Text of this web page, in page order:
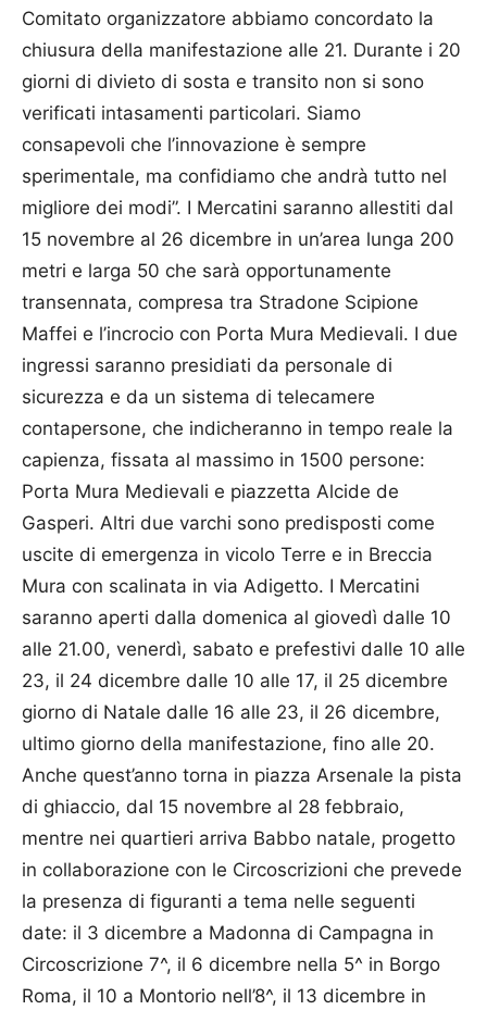
Comitato organizzatore abbiamo concordato la
chiusura della manifestazione alle 21. Durante i 20
giorni di divieto di sosta e transito non si sono
verificati intasamenti particolari. Siamo
consapevoli che l’innovazione è sempre
sperimentale, ma confidiamo che andrà tutto nel
migliore dei modi”. I Mercatini saranno allestiti dal
15 novembre al 26 dicembre in un’area lunga 200
metri e larga 50 che sarà opportunamente
transennata, compresa tra Stradone Scipione
Maffei e l’incrocio con Porta Mura Medievali. I due
ingressi saranno presidiati da personale di
sicurezza e da un sistema di telecamere
contapersone, che indicheranno in tempo reale la
capienza, fissata al massimo in 1500 persone:
Porta Mura Medievali e piazzetta Alcide de
Gasperi. Altri due varchi sono predisposti come
uscite di emergenza in vicolo Terre e in Breccia
Mura con scalinata in via Adigetto. I Mercatini
saranno aperti dalla domenica al giovedì dalle 10
alle 21.00, venerdì, sabato e prefestivi dalle 10 alle
23, il 24 dicembre dalle 10 alle 17, il 25 dicembre
giorno di Natale dalle 16 alle 23, il 26 dicembre,
ultimo giorno della manifestazione, fino alle 20.
Anche quest’anno torna in piazza Arsenale la pista
di ghiaccio, dal 15 novembre al 28 febbraio,
mentre nei quartieri arriva Babbo natale, progetto
in collaborazione con le Circoscrizioni che prevede
la presenza di figuranti a tema nelle seguenti
date: il 3 dicembre a Madonna di Campagna in
Circoscrizione 7^, il 6 dicembre nella 5^ in Borgo
Roma, il 10 a Montorio nell’8^, il 13 dicembre in